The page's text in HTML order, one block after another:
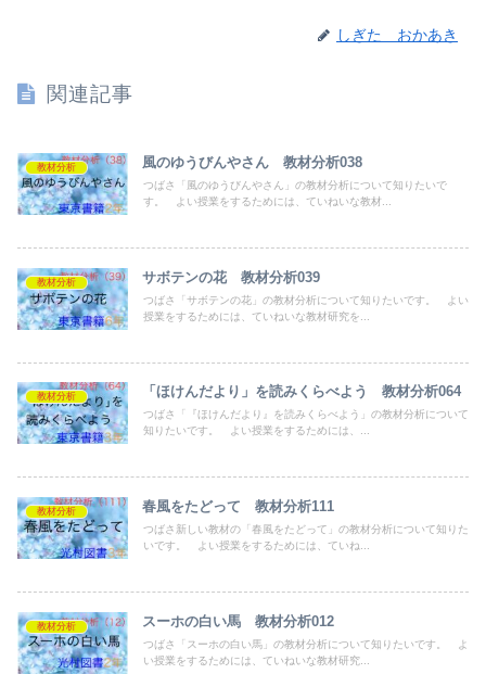
しぎた おかあき
関連記事
教材分析 風のゆうびんやさん 教材分析038
つばさ「風のゆうびんやさん」の教材分析について知りたいで
す。 よい授業をするためには、ていねいな教材...
教材分析 サボテンの花 教材分析039
つばさ「サボテンの花」の教材分析について知りたいです。 よい
授業をするためには、ていねいな教材研究を...
教材分析 「ほけんだより」を読みくらべよう 教材分析064
つばさ「『ほけんだより』を読みくらべよう」の教材分析について
知りたいです。 よい授業をするためには、...
教材分析 春風をたどって 教材分析111
つばさ新しい教材の「春風をたどって」の教材分析について知りた
いです。 よい授業をするためには、ていね...
教材分析 スーホの白い馬 教材分析012
つばさ「スーホの白い馬」の教材分析について知りたいです。 よ
い授業をするためには、ていねいな教材研究...